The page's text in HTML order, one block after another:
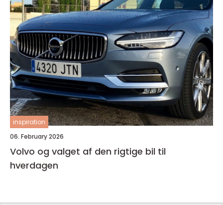
inspiration
06. February 2026
Volvo og valget af den rigtige bil til
hverdagen